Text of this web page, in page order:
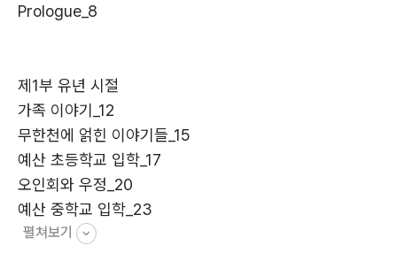
삶의 진정한 의미란 무엇인가? 미래를 향한 푸른 꿈을 달
그래서 젊은 시절의 고뇌가 세상을 살아가는 데 값진 영양
소가 되었는지도 모른다. 아무튼 이렇게 온통 세상이 회색
빛으로 보이며 의기소침했던 때도 한두 번이 아니었다. 그
래도 나의 인생은 목적이 있는 삶이었고 즐겁고 환희에 찬
날들이 훨씬 많았다고 느껴진다. 앞으로도 이렇게 괜찮은
삶이 전개될 것이란 기대 속에 오늘을 보내고 있다.
Prologue_8
제1부 유년 시절
가족 이야기_12
무한천에 얽힌 이야기들_15
예산 초등학교 입학_17
오인회와 우정_20
예산 중학교 입학_23
펼쳐보기